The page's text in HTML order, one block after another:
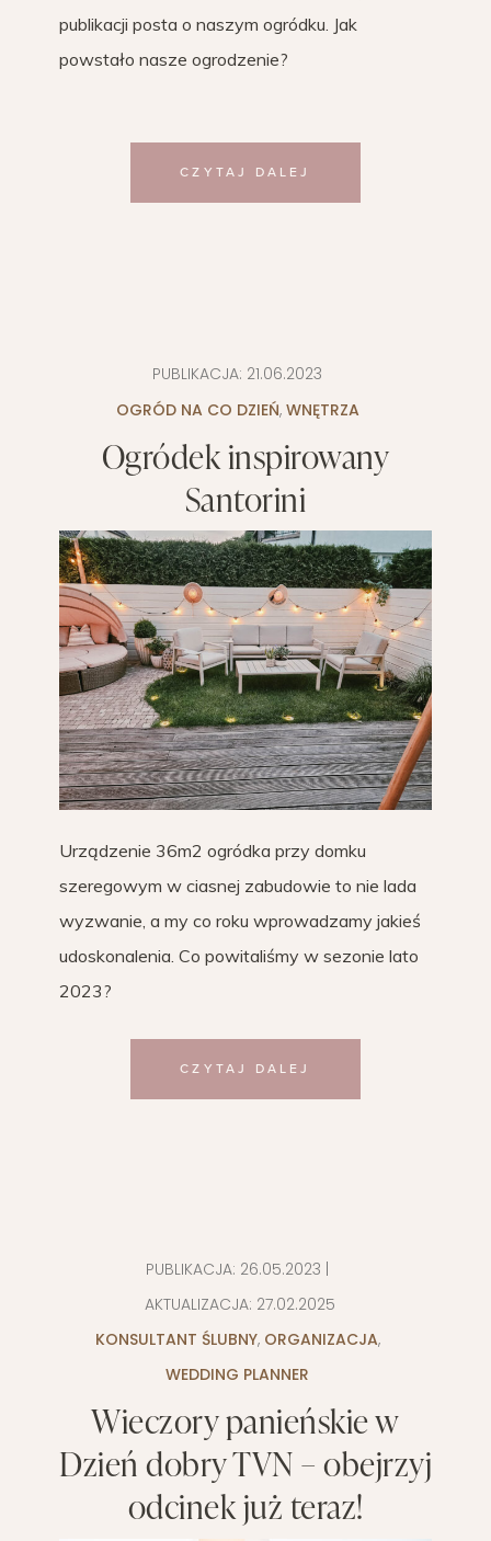
publikacji posta o naszym ogródku. Jak
powstało nasze ogrodzenie?
CZYTAJ DALEJ
PUBLIKACJA: 21.06.2023
OGRÓD NA CO DZIEŃ, WNĘTRZA
Ogródek inspirowany
Santorini
Urządzenie 36m2 ogródka przy domku
szeregowym w ciasnej zabudowie to nie lada
wyzwanie, a my co roku wprowadzamy jakieś
udoskonalenia. Co powitaliśmy w sezonie lato
2023?
CZYTAJ DALEJ
PUBLIKACJA: 26.05.2023
AKTUALIZACJA: 27.02.2025
KONSULTANT ŚLUBNY, ORGANIZACJA,
WEDDING PLANNER
Wieczory panieńskie w
Dzień dobry TVN – obejrzyj
odcinek już teraz!